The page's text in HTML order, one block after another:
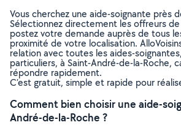
Vous cherchez une aide-soignante près
Sélectionnez directement les offreurs
postez votre demande auprès de tous
proximité de votre localisation.
relation avec toutes les aides-
particuliers, à Saint-André-de-la-Roche,
répondre rapidement.
C’est gratuit, simple et rapide pour
Comment bien choisir une aide-
André-de-la-Roche ?